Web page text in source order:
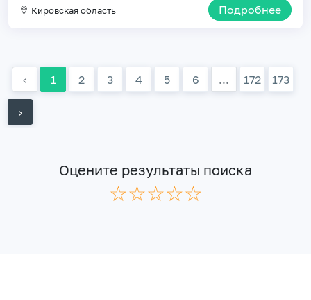
Кировская область Подробнее
‹ 1 2 3 4 5 6 ... 172 173
›
Оцените результаты поиска
☆☆☆☆☆
★★★★★